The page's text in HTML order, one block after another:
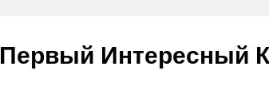
Первый Интересный